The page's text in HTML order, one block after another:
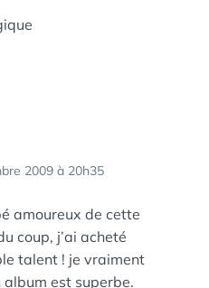
2009 à 20h35
amoureux de cette
coup, j’ai acheté
talent ! je vraiment
est superbe.